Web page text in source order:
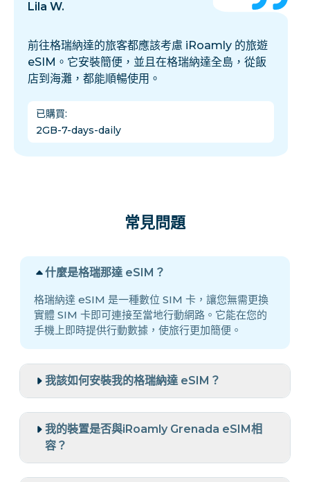
Lila W.
前往格瑞納達的旅客都應該考慮 iRoamly 的旅遊
eSIM。它安裝簡便，並且在格瑞納達全島，從飯
店到海灘，都能順暢使用。
已購買:
2GB-7-days-daily
常見問題
什麼是格瑞那達 eSIM？
格瑞納達 eSIM 是一種數位 SIM 卡，讓您無需更換
實體 SIM 卡即可連接至當地行動網路。它能在您的
手機上即時提供行動數據，使旅行更加簡便。
我該如何安裝我的格瑞納達 eSIM？
我的裝置是否與iRoamly Grenada eSIM相
容？